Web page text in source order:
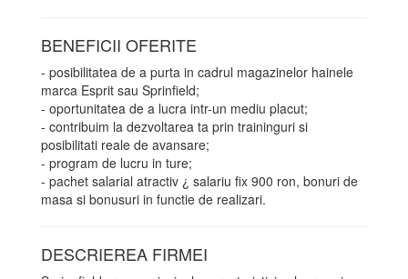
BENEFICII OFERITE
- posibilitatea de a purta in cadrul magazinelor hainele
marca Esprit sau Sprinfield;
- oportunitatea de a lucra intr-un mediu placut;
- contribuim la dezvoltarea ta prin traininguri si
posibilitati reale de avansare;
- program de lucru in ture;
- pachet salarial atractiv ¿ salariu fix 900 ron, bonuri de
masa si bonusuri in functie de realizari.
DESCRIEREA FIRMEI